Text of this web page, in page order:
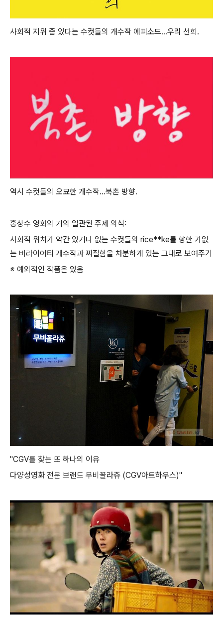
사회적 지위 좀 있다는 수컷들의 개수작 에피소드...우리 선희.
역시 수컷들의 오묘한 개수작...북촌 방향.
홍상수 영화의 거의 일관된 주제 의식:
사회적 위치가 약간 있거나 없는 수컷들의 rice**ke를 향한 가없
는 버라이어티 개수작과 찌질함을 차분하게 있는 그대로 보여주기
※ 예외적인 작품은 있음
"CGV를 찾는 또 하나의 이유
다양성영화 전문 브랜드 무비꼴라쥬 (CGV아트하우스)"